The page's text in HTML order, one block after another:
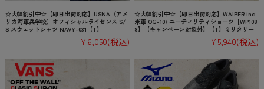
☆大幅割引中☆【即日出荷対応】USNA（アメ
リカ海軍兵学校）オフィシャルライセンス S/
S スウェットシャツ NAVY-031【T】
¥6,050(税込)
☆大幅割引中☆【即日出荷対応】WAIPER.inc
米軍 OG-107 ユーティリティショーツ【WP108
8】【キャンペーン対象外】【T】ミリタリー
¥5,940(税込)